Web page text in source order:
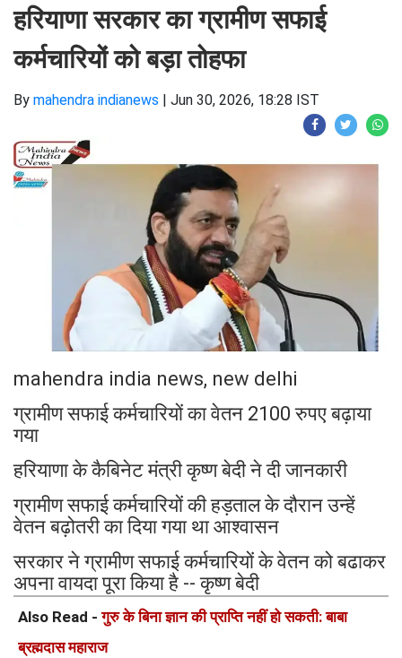
हरियाणा सरकार का ग्रामीण सफाई
कर्मचारियों को बड़ा तोहफा
By mahendra indianews | Jun 30, 2026, 18:28 IST
mahendra india news, new delhi
ग्रामीण सफाई कर्मचारियों का वेतन 2100 रुपए बढ़ाया
गया
हरियाणा के कैबिनेट मंत्री कृष्ण बेदी ने दी जानकारी
ग्रामीण सफाई कर्मचारियों की हड़ताल के दौरान उन्हें
वेतन बढ़ोतरी का दिया गया था आश्वासन
सरकार ने ग्रामीण सफाई कर्मचारियों के वेतन को बढाकर
अपना वायदा पूरा किया है -- कृष्ण बेदी
Also Read -गुरु के बिना ज्ञान की प्राप्ति नहीं हो सकती: बाबा
ब्रह्मदास महाराज